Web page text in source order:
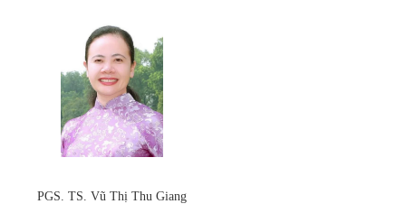
PGS. TS. Vũ Thị Thu Giang